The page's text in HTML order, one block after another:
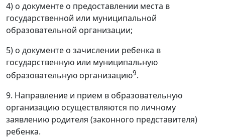
4) о документе о предоставлении места в
государственной или муниципальной
образовательной организации;
5) о документе о зачислении ребенка в
государственную или муниципальную
образовательную организацию9.
9. Направление и прием в образовательную
организацию осуществляются по личному
заявлению родителя (законного представителя)
ребенка.